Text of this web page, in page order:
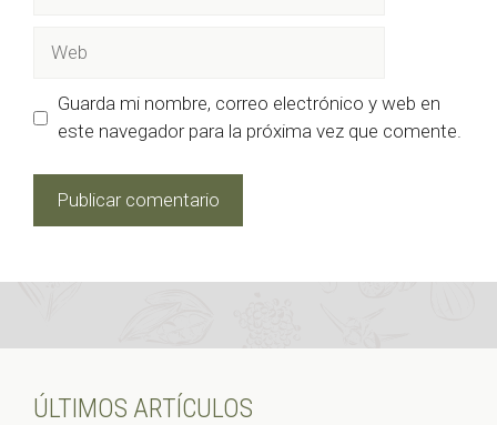
Guarda mi nombre, correo electrónico y web en
este navegador para la próxima vez que comente.
ÚLTIMOS ARTÍCULOS